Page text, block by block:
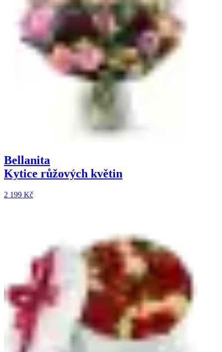
Bellanita
Kytice růžových květin
2 199 Kč